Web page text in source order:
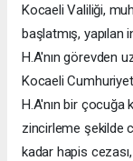
Kocaeli Valiliği,
başlatmış,
H.A'nın görevden
Kocaeli Cumhuriyet
H.A'nın bir çocuğa
zincirleme şekilde
kadar hapis